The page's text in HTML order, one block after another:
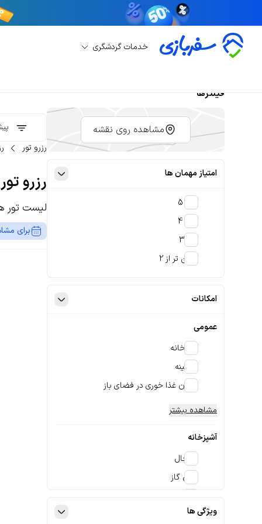
خدمات گردشگری
فیلترها
مشاهده روی نقشه
امتیاز مهمان ها
پایین تر از 2
امکانات
عمومی
آشپزخانه
شومینه
امکان غذا خوری در فضای باز
مشاهده بیشتر
آشپزخانه
یخچال
اجاق گاز
ویژگی ها
رزرو تور
رزرو
لیست تور
برای